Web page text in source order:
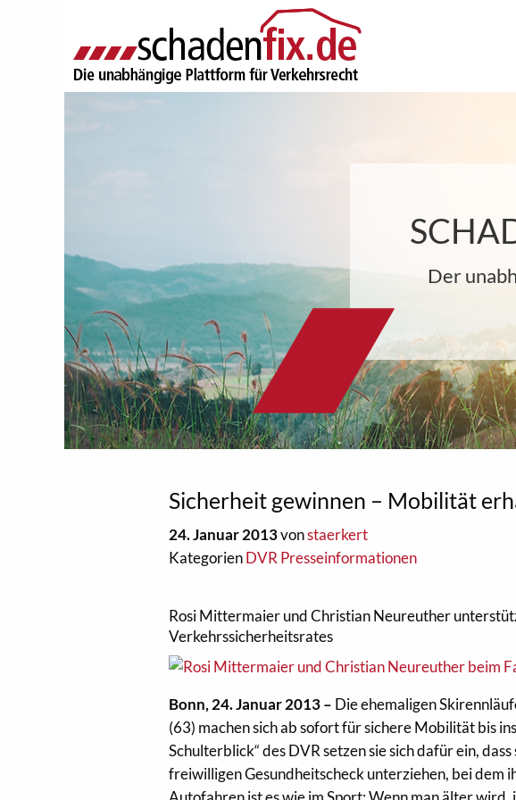
Der
Sicherheit gewinnen – Mobilität
24. Januar 2013vonstaerkert
KategorienDVR Presseinformationen
Rosi Mittermaier und Christian Neureuther
Verkehrssicherheitsrates
Bonn, 24. Januar 2013 – Die ehemaligen
(63) machen sich ab sofort für sichere Mobilität bis
Schulterblick“ des DVR setzen sie sich dafür ein,
freiwilligen Gesundheitscheck unterziehen, bei dem